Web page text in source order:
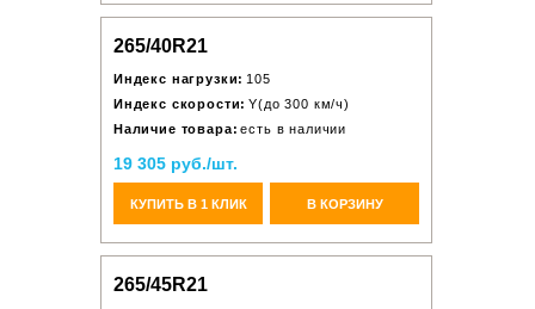
265/40R21
Индекс нагрузки: 105
Индекс скорости: Y(до 300 км/ч)
Наличие товара: есть в наличии
19 305 руб./шт.
КУПИТЬ В 1 КЛИК В КОРЗИНУ
265/45R21